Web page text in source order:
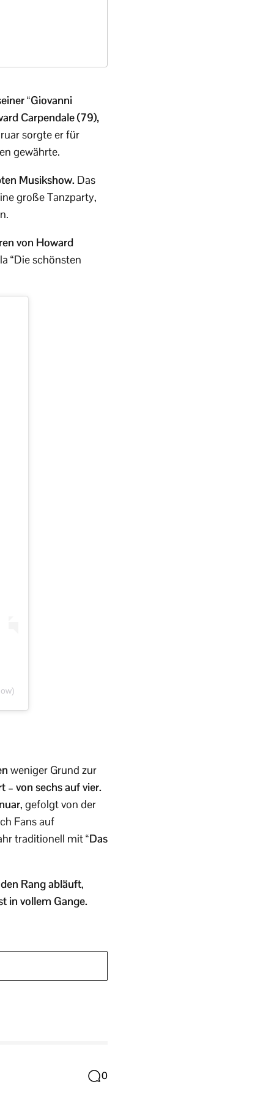
“Giovanni
Carpendale (79),
sorgte er für
gewährte.
Musikshow. Das
große Tanzparty,
von Howard
“Die schönsten
weniger Grund zur
– von sechs auf vier.
, gefolgt von der
Fans auf
traditionell mit“Das
Rang abläuft,
in vollem Gange.
0